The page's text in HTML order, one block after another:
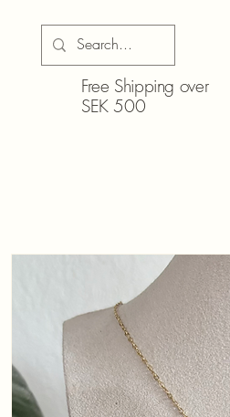
Free Shipping over
SEK 500